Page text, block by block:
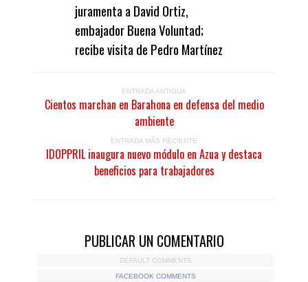
juramenta a David Ortiz,
embajador Buena Voluntad;
recibe visita de Pedro Martínez
ENTRADA ANTIGUA
Cientos marchan en Barahona en defensa del medio
ambiente
ENTRADA MÁS RECIENTE
IDOPPRIL inaugura nuevo módulo en Azua y destaca
beneficios para trabajadores
PUBLICAR UN COMENTARIO
DEFAULT COMMENTS
FACEBOOK COMMENTS